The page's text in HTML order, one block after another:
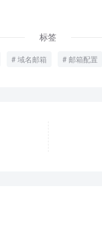
标签
域名邮箱 邮箱配置